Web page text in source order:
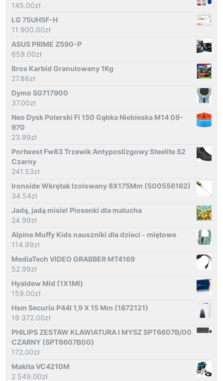
145.00zł
LG 75UH5F-H
11 900.00zł
ASUS PRIME Z590-P
659.00zł
Bros Karbid Granulowany 1Kg
27.86zł
Dymo S0717900
37.00zł
Neo Dysk Polerski Fi 150 Gąbka Niebieska M14 08-
970
23.99zł
Portwest Fw83 Trzewik Antyposlizgowy Steelite S2
Czarny
241.53zł
Ironside Wkrętak Izolowany 8X175Mm (500556162)
34.54zł
Jadą, jadą misie! Piosenki dla malucha
24.99zł
Alpine Muffy Kids nauszniki dla dzieci - miętowe
114.99zł
MediaTech VIDEO GRABBER MT4169
52.99zł
Hyaldew Mid (1X1Ml)
159.00zł
Hsm Securio P44I 1,9 X 15 Mm (1872121)
19 372.00zł
PHILIPS ZESTAW KLAWIATURA I MYSZ SPT6607B/00
CZARNY (SPT6607B00)
172.00zł
Makita VC4210M
2 549.00zł